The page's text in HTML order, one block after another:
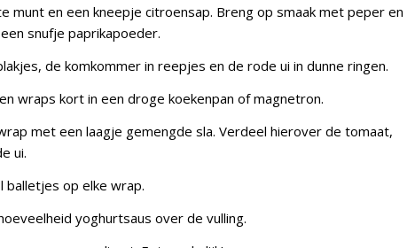
munt en een kneepje citroensap. Breng op smaak met peper en
snufje paprikapoeder.
de komkommer in reepjes en de rode ui in dunne ringen.
wraps kort in een droge koekenpan of magnetron.
met een laagje gemengde sla. Verdeel hierover de tomaat,
ui.
balletjes op elke wrap.
yoghurtsaus over de vulling.